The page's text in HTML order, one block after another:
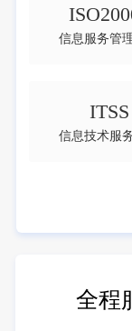
信息服务管
ITSS
信息技术服
全程